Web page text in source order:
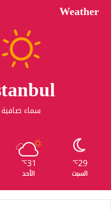
Weather
سماء صافية
29
℃
السبت
31
℃
الأحد